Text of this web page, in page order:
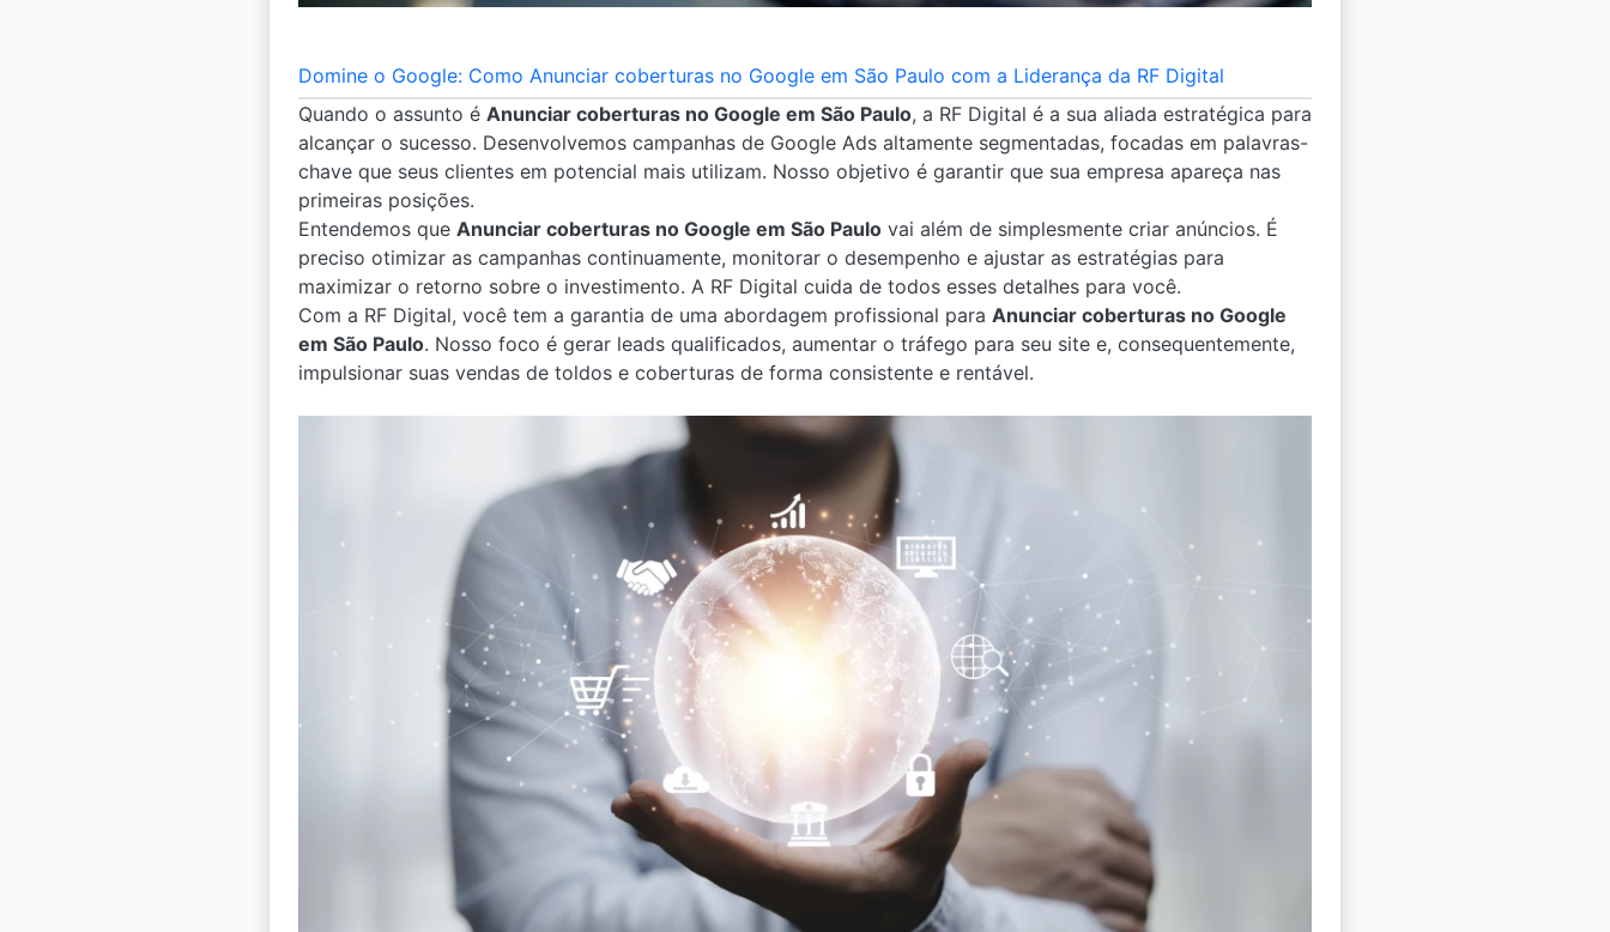
Domine o Google: Como Anunciar coberturas no Google em São Paulo com a Liderança da RF Digital
Quando o assunto é Anunciar coberturas no Google em São Paulo, a RF Digital é a sua aliada estratégica para
alcançar o sucesso. Desenvolvemos campanhas de Google Ads altamente segmentadas, focadas em palavras-
chave que seus clientes em potencial mais utilizam. Nosso objetivo é garantir que sua empresa apareça nas
primeiras posições.
Entendemos que Anunciar coberturas no Google em São Paulo vai além de simplesmente criar anúncios. É
preciso otimizar as campanhas continuamente, monitorar o desempenho e ajustar as estratégias para
maximizar o retorno sobre o investimento. A RF Digital cuida de todos esses detalhes para você.
Com a RF Digital, você tem a garantia de uma abordagem profissional para Anunciar coberturas no Google
em São Paulo. Nosso foco é gerar leads qualificados, aumentar o tráfego para seu site e, consequentemente,
impulsionar suas vendas de toldos e coberturas de forma consistente e rentável.